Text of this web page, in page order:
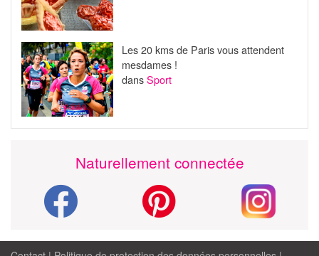
Les 20 kms de Paris vous attendent
mesdames !
dansSport
Naturellement connectée